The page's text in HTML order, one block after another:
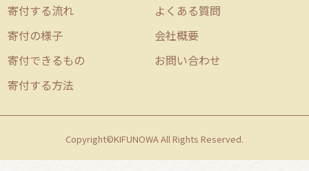
寄付する流れ
寄付の様子
寄付できるもの
寄付する方法
よくある質問
会社概要
お問い合わせ
Copyright©KIFUNOWA All Rights Reserved.